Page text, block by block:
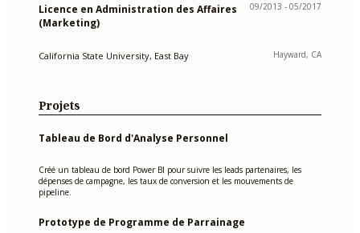
Licence en Administration des Affaires
(Marketing)
09/2013 - 05/2017
California State University, East Bay Hayward, CA
Projets
Tableau de Bord d'Analyse Personnel
Créé un tableau de bord Power BI pour suivre les leads partenaires, les
dépenses de campagne, les taux de conversion et les mouvements de
pipeline.
Prototype de Programme de Parrainage